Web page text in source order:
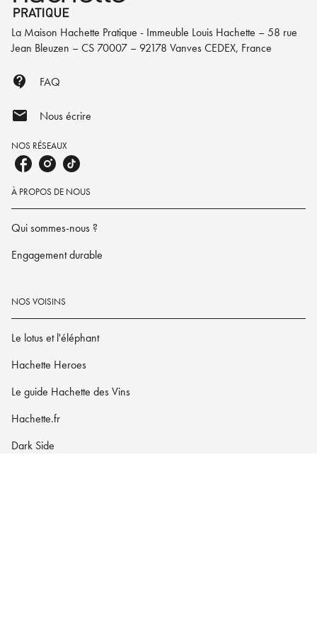
La Maison Hachette Pratique - Immeuble Louis Hachette – 58 rue
Jean Bleuzen – CS 70007 – 92178 Vanves CEDEX, France
contact_support FAQ
mail Nous écrire
NOS RÉSEAUX
À PROPOS DE NOUS
Qui sommes-nous ?
Engagement durable
NOS VOISINS
Le lotus et l'éléphant
Hachette Heroes
Le guide Hachette des Vins
Hachette.fr
Dark Side